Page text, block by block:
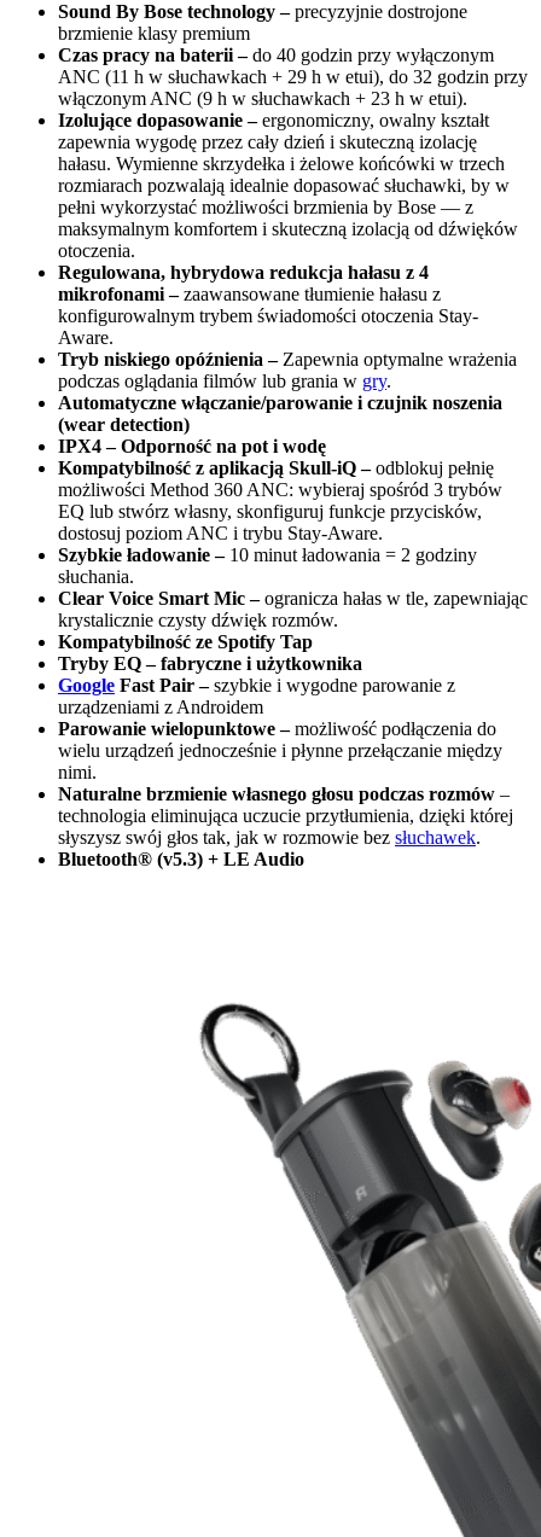
Sound By Bose technology –precyzyjnie dostrojone
brzmienie klasy premium
Czas pracy na baterii –do 40 godzin przy wyłączonym
ANC (11 h w słuchawkach + 29 h w etui), do 32 godzin przy
włączonym ANC (9 h w słuchawkach + 23 h w etui).
Izolujące dopasowanie –ergonomiczny, owalny kształt
zapewnia wygodę przez cały dzień i skuteczną izolację
hałasu. Wymienne skrzydełka i żelowe końcówki w trzech
rozmiarach pozwalają idealnie dopasować słuchawki, by w
pełni wykorzystać możliwości brzmienia by Bose — z
maksymalnym komfortem i skuteczną izolacją od dźwięków
otoczenia.
Regulowana, hybrydowa redukcja hałasu z 4
mikrofonami –zaawansowane tłumienie hałasu z
konfigurowalnym trybem świadomości otoczenia Stay-
Aware.
Tryb niskiego opóźnienia – Zapewnia optymalne wrażenia
podczas oglądania filmów lub grania w gry.
Automatyczne włączanie/parowanie i czujnik noszenia
(wear detection)
IPX4 – Odporność na pot i wodę
Kompatybilność z aplikacją Skull-iQ –odblokuj pełnię
możliwości Method 360 ANC: wybieraj spośród 3 trybów
EQ lub stwórz własny, skonfiguruj funkcje przycisków,
dostosuj poziom ANC i trybu Stay-Aware.
Szybkie ładowanie –10 minut ładowania = 2 godziny
słuchania.
Clear Voice Smart Mic –ogranicza hałas w tle, zapewniając
krystalicznie czysty dźwięk rozmów.
Kompatybilność ze Spotify Tap
Tryby EQ – fabryczne i użytkownika
Google Fast Pair –szybkie i wygodne parowanie z
urządzeniami z Androidem
Parowanie wielopunktowe –możliwość podłączenia do
wielu urządzeń jednocześnie i płynne przełączanie między
nimi.
Naturalne brzmienie własnego głosu podczas rozmów –
technologia eliminująca uczucie przytłumienia, dzięki której
słyszysz swój głos tak, jak w rozmowie bez słuchawek.
Bluetooth® (v5.3) + LE Audio